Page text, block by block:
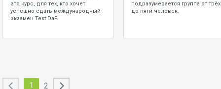
это курс, для тех, кто хочет
успешно сдать международный
экзамен Test DaF.
подразумевается группа от трёх
до пяти человек.
1 2